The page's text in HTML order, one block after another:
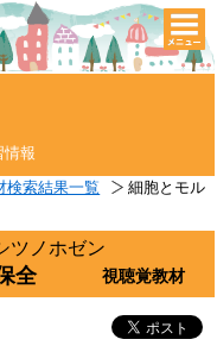
情報
検索結果一覧
細胞とモル
ツノホゼン
全 視聴覚教材